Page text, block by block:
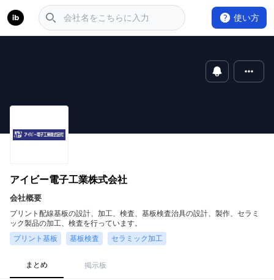
使い方
アイビー電子工業株式会社
会社概要
プリント配線基板の設計、加工、検査、基板検査治具の設計、製作、セラミ
ック製品の加工、検査を行っています。
プリント基板
基板検査 セラミック加工
まとめ 掲示板